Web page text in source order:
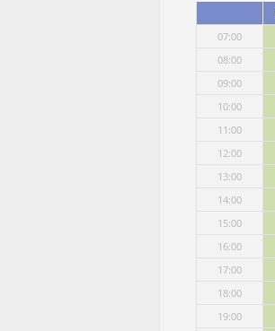
07:00
08:00
09:00
10:00
11:00
12:00
13:00
14:00
15:00
16:00
17:00
18:00
19:00